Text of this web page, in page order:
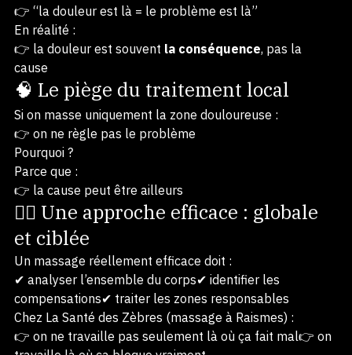
C’est une erreur fréquente de penser :
👉 “la douleur est là = le problème est là”
En réalité :
👉 la douleur est souvent
cause
🧠 Le piège du traitement local
Si on masse uniquement la zone douloureuse :
👉 on ne règle pas le problème
Pourquoi ?
Parce que :
👉 la cause peut être ailleurs
💆‍♂️ Une approche efficace : globale
et ciblée
Un massage réellement efficace doit :
✔ analyser l’ensemble du corps✔ identifier les
compensations✔ traiter les zones responsables
Chez La Santé des Zèbres (massage à Raismes) :